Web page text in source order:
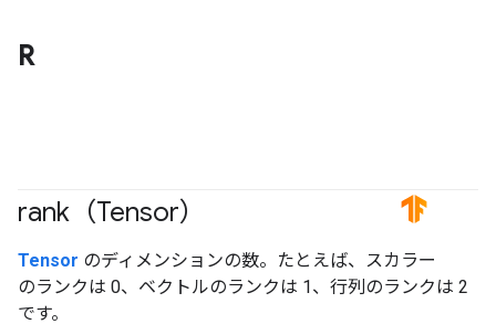
R
rank（Tensor） #TensorFlow
Tensor のディメンションの数。たとえば、スカラー
のランクは 0、ベクトルのランクは 1、行列のランクは 2
です。